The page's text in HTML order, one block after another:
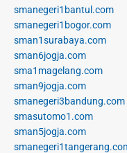
smanegeri1bantul.com
smanegeri1bogor.com
sman1surabaya.com
sman6jogja.com
sma1magelang.com
sman9jogja.com
smanegeri3bandung.com
smasutomo1.com
sman5jogja.com